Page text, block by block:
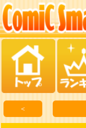
＜